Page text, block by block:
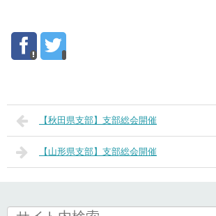
【秋田県支部】支部総会開催
【山形県支部】支部総会開催